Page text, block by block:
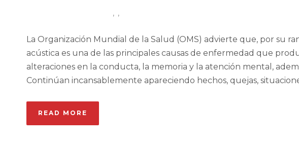
, ,
La Organización Mundial de la Salud (OMS) advierte que, por su
acústica es una de las principales causas de enfermedad que
alteraciones en la conducta, la memoria y la atención mental,
Continúan incansablemente apareciendo hechos, quejas,
READ MORE